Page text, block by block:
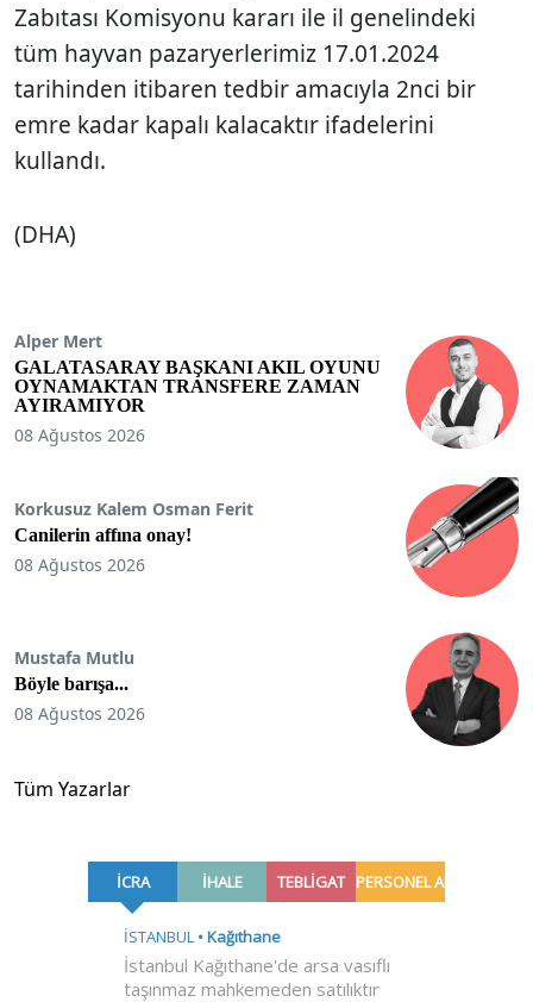
Zabıtası Komisyonu kararı ile il genelindeki
tüm hayvan pazaryerlerimiz 17.01.2024
tarihinden itibaren tedbir amacıyla 2nci bir
emre kadar kapalı kalacaktır ifadelerini
kullandı.
(DHA)
Alper Mert
GALATASARAY BAŞKANI AKIL OYUNU
OYNAMAKTAN TRANSFERE ZAMAN
AYIRAMIYOR
08 Ağustos 2026
Korkusuz Kalem Osman Ferit
Canilerin affına onay!
08 Ağustos 2026
Mustafa Mutlu
Böyle barışa...
08 Ağustos 2026
Tüm Yazarlar